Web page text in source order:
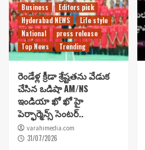
Business
Editors pick
Hyderabad NEWS
Life style
National
press release
Top News
Trending
రెండేళ్ల క్రీడా శ్రేష్టతను వేడుక
చేసిన ఒడిషా AM/NS
ఇండియా ఖో ఖో హై
పెర్ఫార్మెన్స్ సెంటర్..
varahimedia.com
31/07/2026